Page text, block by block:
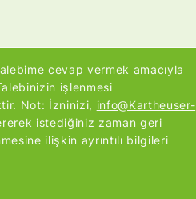
cevap vermek amacıyla
işlenmesi
Not: İzninizi, info@Kartheuser-
istediğiniz zaman geri
ilişkin ayrıntılı bilgileri